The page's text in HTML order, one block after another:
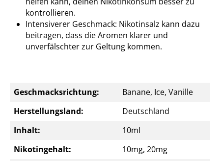
kontrollieren.
Intensiverer Geschmack: Nikotinsalz kann dazu
beitragen, dass die Aromen klarer und
unverfälschter zur Geltung kommen.
Geschmacksrichtung:
Banane, Ice, Vanille
Herstellungsland:
Deutschland
Inhalt:
10ml
Nikotingehalt:
10mg, 20mg